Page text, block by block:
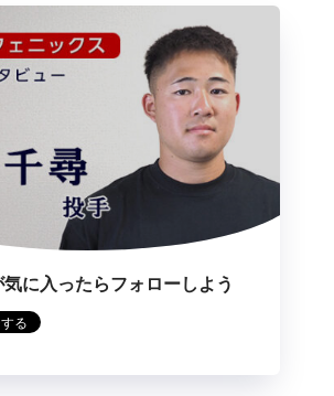
気に入ったらフォローしよう